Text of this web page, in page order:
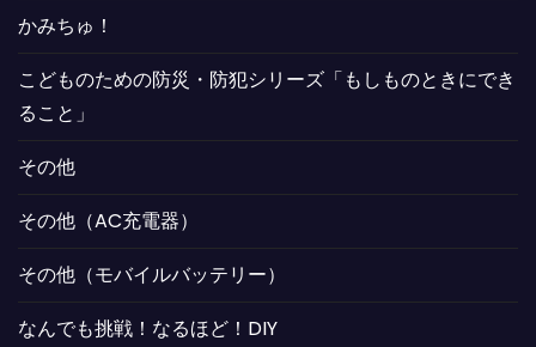
かみちゅ！
こどものための防災・防犯シリーズ「もしものときにでき
ること」
その他
その他（AC充電器）
その他（モバイルバッテリー）
なんでも挑戦！なるほど！DIY